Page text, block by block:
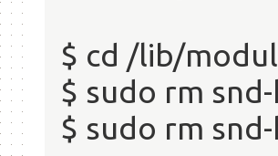
$ cd /lib/
$ sudo rm
$ sudo rm